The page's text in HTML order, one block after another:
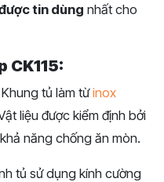
tin dùng nhất cho
CK115:
Khung tủ làm từinox
liệu được kiểm định bởi
năng chống ăn mòn.
tủ sử dụng kính cường